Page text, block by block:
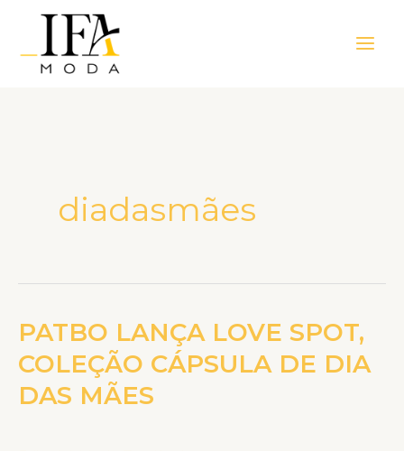
Menu
diadasmães
PATBO LANÇA LOVE SPOT,
COLEÇÃO CÁPSULA DE DIA
DAS MÃES
PATBO
LANÇA
LOVE
SPOT,